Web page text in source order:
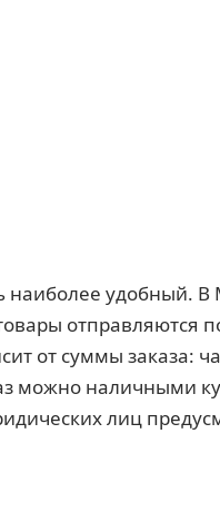
наиболее удобный. В
отправляются
от суммы заказа:
можно наличными
лиц